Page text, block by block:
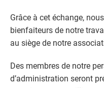
Grâce à cet échange,
bienfaiteurs de notre
au siège de notre
Des membres de notre
d’administration seront